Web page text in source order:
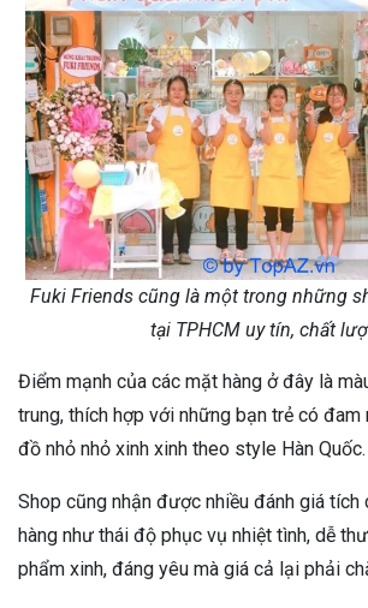
Fuki Friends cũng là một trong những
tại TPHCM uy tín, chất
Điểm mạnh của các mặt hàng ở đây là
trung, thích hợp với những bạn trẻ có
đồ nhỏ nhỏ xinh xinh theo style Hàn Quốc.
Shop cũng nhận được nhiều đánh giá tích
hàng như thái độ phục vụ nhiệt tình, dễ
phẩm xinh, đáng yêu mà giá cả lại phải